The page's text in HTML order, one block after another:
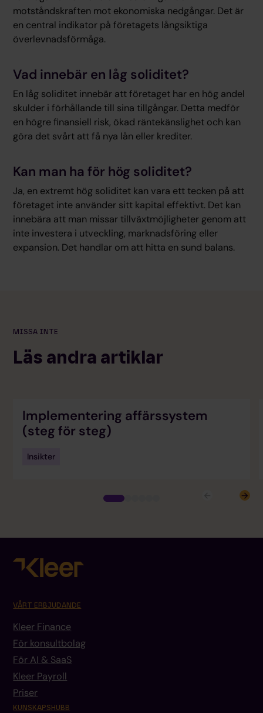
motståndskraften mot ekonomiska nedgångar. Det är
en central indikator på företagets långsiktiga
överlevnadsförmåga.
Vad innebär en låg soliditet?
En låg soliditet innebär att företaget har en hög andel
skulder i förhållande till sina tillgångar. Detta medför
en högre finansiell risk, ökad räntekänslighet och kan
göra det svårt att få nya lån eller krediter.
Kan man ha för hög soliditet?
Ja, en extremt hög soliditet kan vara ett tecken på att
företaget inte använder sitt kapital effektivt. Det kan
innebära att man missar tillväxtmöjligheter genom att
inte investera i utveckling, marknadsföring eller
expansion. Det handlar om att hitta en sund balans.
MISSA INTE
Läs andra artiklar
Implementering affärssystem
(steg för steg)
Insikter
VÅRT ERBJUDANDE
Kleer Finance
För konsultbolag
För AI & SaaS
Kleer Payroll
Priser
KUNSKAPSHUBB